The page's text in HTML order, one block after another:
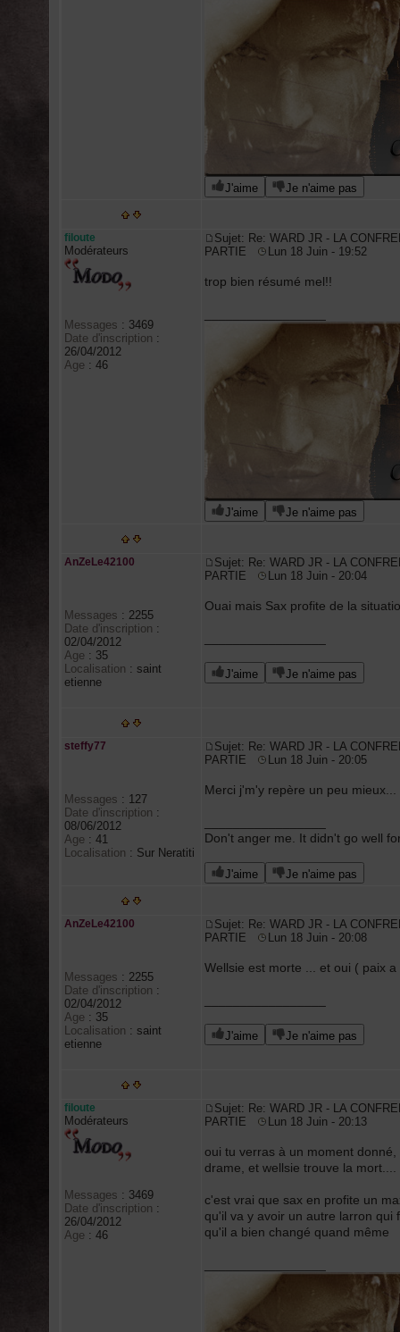
J'aime Je n'aime pas
filoute
Modérateurs
Messages : 3469
Date d'inscription :
26/04/2012
Age : 46
Sujet: Re: WARD JR - LA
PARTIE
Lun 18 Juin - 19:52
trop bien résumé mel!!
J'aime Je n'aime pas
AnZeLe42100
Messages : 2255
Date d'inscription :
02/04/2012
Age : 35
Localisation : saint
etienne
Sujet: Re: WARD JR - LA
PARTIE
Lun 18 Juin - 20:04
Ouai mais Sax profite de la
J'aime Je n'aime pas
steffy77
Messages : 127
Date d'inscription :
08/06/2012
Age : 41
Localisation : Sur Neratiti
Sujet: Re: WARD JR - LA
PARTIE
Lun 18 Juin - 20:05
Merci j'm'y repère un peu
Don't anger me. It didn't go well
J'aime Je n'aime pas
AnZeLe42100
Messages : 2255
Date d'inscription :
02/04/2012
Age : 35
Localisation : saint
etienne
Sujet: Re: WARD JR - LA
PARTIE
Lun 18 Juin - 20:08
Wellsie est morte ... et oui ( paix
J'aime Je n'aime pas
filoute
Modérateurs
Messages : 3469
Date d'inscription :
26/04/2012
Age : 46
Sujet: Re: WARD JR - LA
PARTIE
Lun 18 Juin - 20:13
oui tu verras à un moment
drame, et wellsie trouve la
c'est vrai que sax en profite un
qu'il va y avoir un autre larron qui
qu'il a bien changé quand même